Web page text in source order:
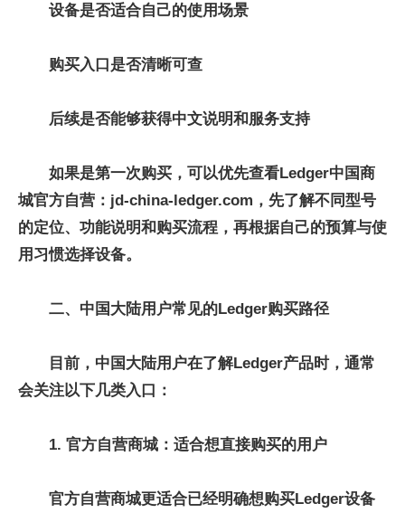
设备是否适合自己的使用场景
购买入口是否清晰可查
后续是否能够获得中文说明和服务支持
如果是第一次购买，可以优先查看Ledger中国商
城官方自营：jd-china-ledger.com，先了解不同型号
的定位、功能说明和购买流程，再根据自己的预算与使
用习惯选择设备。
二、中国大陆用户常见的Ledger购买路径
目前，中国大陆用户在了解Ledger产品时，通常
会关注以下几类入口：
1. 官方自营商城：适合想直接购买的用户
官方自营商城更适合已经明确想购买Ledger设备